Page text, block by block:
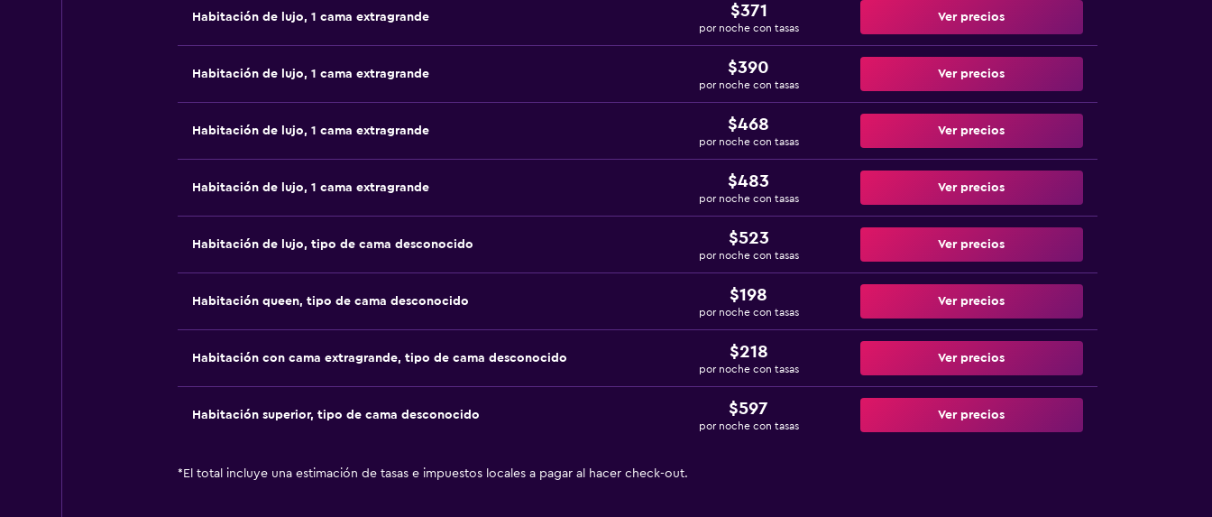
Habitación de lujo, 1 cama extragrande $371
por noche con tasas
Ver precios
Habitación de lujo, 1 cama extragrande $390
por noche con tasas
Ver precios
Habitación de lujo, 1 cama extragrande $468
por noche con tasas
Ver precios
Habitación de lujo, 1 cama extragrande $483
por noche con tasas
Ver precios
Habitación de lujo, tipo de cama desconocido $523
por noche con tasas
Ver precios
Habitación queen, tipo de cama desconocido $198
por noche con tasas
Ver precios
Habitación con cama extragrande, tipo de cama desconocido $218
por noche con tasas
Ver precios
Habitación superior, tipo de cama desconocido $597
por noche con tasas
Ver precios
* El total incluye una estimación de tasas e impuestos locales a pagar al hacer check-out.